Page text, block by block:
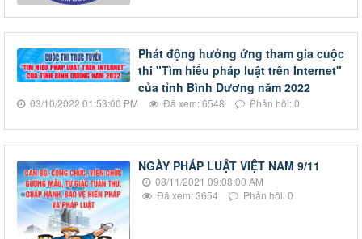
Phát động hưởng ứng tham gia cuộc
thi "Tìm hiểu pháp luật trên Internet"
của tỉnh Bình Dương năm 2022
03/10/2022 01:53:00 PM Đã xem: 6548 Phản hồi: 0
NGÀY PHÁP LUẬT VIỆT NAM 9/11
08/11/2021 09:08:00 AM
Đã xem: 3654
Phản hồi: 0